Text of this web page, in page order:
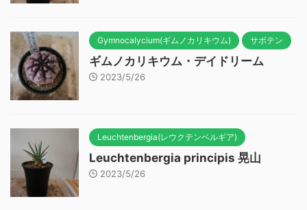
Gymnocalycium(ギムノカリキウム) サボテン
ギムノカリキウム・デイドリーム
2023/5/26
Leuchtenbergia(レウクテンベルギア)
Leuchtenbergia principis 晃山
2023/5/26